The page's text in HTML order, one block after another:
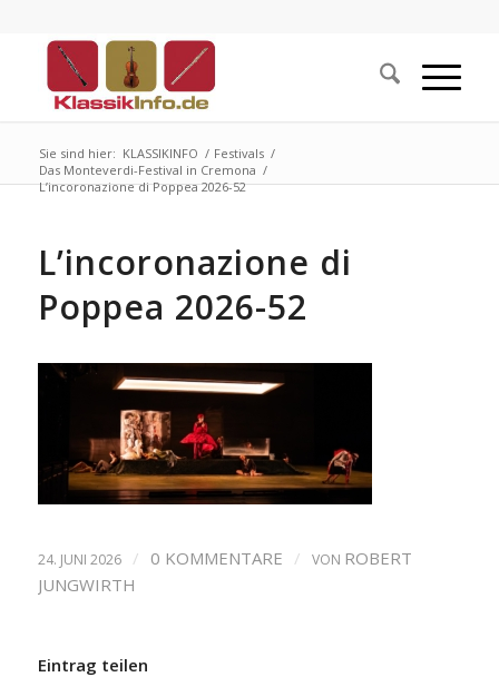
Sie sind hier: KLASSIKINFO / Festivals /
Das Monteverdi-Festival in Cremona /
L’incoronazione di Poppea 2026-52
L’incoronazione di
Poppea 2026-52
24. JUNI 2026 / 0 KOMMENTARE / VON ROBERT
JUNGWIRTH
Eintrag teilen